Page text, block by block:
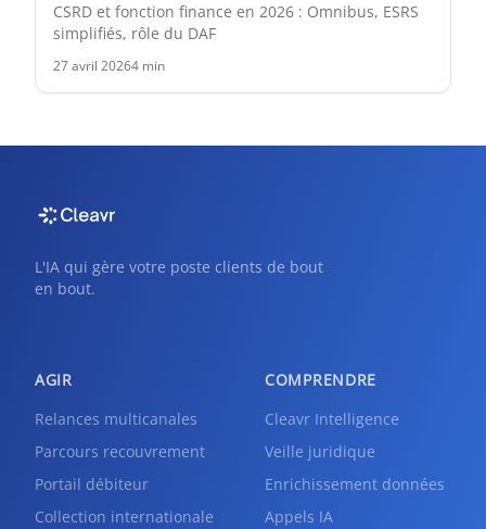
CSRD et fonction finance en 2026 : Omnibus, ESRS
simplifiés, rôle du DAF
27 avril 20264 min
L'IA qui gère votre poste clients de bout
en bout.
AGIR
Relances multicanales
Parcours recouvrement
Portail débiteur
Collection internationale
COMPRENDRE
Cleavr Intelligence
Veille juridique
Enrichissement données
Appels IA